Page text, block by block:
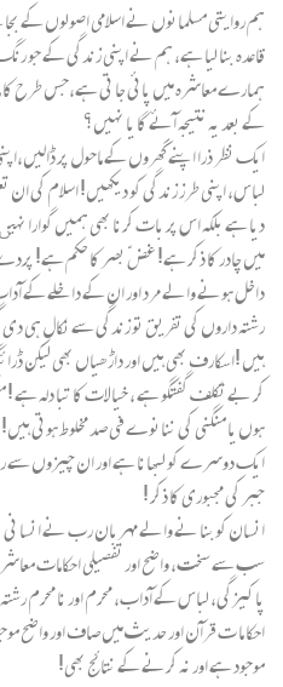
ہم روایتی مسلمانوں نے اسلامی اصولوں کے
قاعدہ بنا لیا ہے، ہم نے اپنی زندگی کے
ہمارے معاشرہ میں پائی جا تی ہے،جس طرح
کے بعد یہ نتیجہ آئے گا یا نہیں؟
ایک نظر ذرا اپنے گھروں کے ماحول پر
لباس، اپنی طرز زندگی کو دیکھیں! اسلام
دیا ہے بلکہ اس پر بات کرنا بھی ہمیں
میں چادر کا ذکر ہے! غضّ بصر کا حکم ہے!
داخل ہونے والے مرد اور ان کے داخلے کے
رشتہ داروں کی تفریق تو زندگی سے نکال ہی
ہیں !اسکارف بھی ہیں اور داڑھیاں بھی لیکن
کر بے تکلف گفتگو ہے ، خیالات کا تبا دلہ ہے
ہوں یا منگنی کی ننانوے فی صد مخلوط ہوتی
ایک دوسرے کو لبھانا ہے اور ان چیزوں سے
جبر کی مجبوری کا ذکر !
انسان کوبنا نے والے مہربان رب نے انسا
سب سے سخت، واضح اور تفصیلی احکامات
پاکیزگی، لباس کے آداب، محرم اور نا
احکا ما ت قرآن اور حدیث میں صاف اور واضح
موجود ہے اور نہ کرنے کے نتائج بھی!